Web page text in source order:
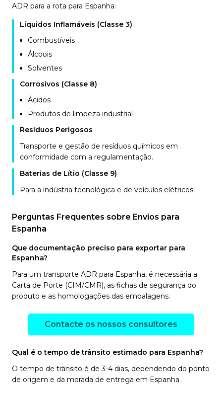
ADR para a rota para Espanha:
Líquidos Inflamáveis (Classe 3)
Combustíveis
Álcoois
Solventes
Corrosivos (Classe 8)
Ácidos
Produtos de limpeza industrial
Resíduos Perigosos
Transporte e gestão de resíduos químicos em
conformidade com a regulamentação.
Baterias de Lítio (Classe 9)
Para a indústria tecnológica e de veículos elétricos.
Perguntas Frequentes sobre Envios para
Espanha
Que documentação preciso para exportar para
Espanha?
Para um transporte ADR para Espanha, é necessária a
Carta de Porte (CIM/CMR), as fichas de segurança do
produto e as homologações das embalagens.
Contacte os nossos consultores
Qual é o tempo de trânsito estimado para Espanha?
O tempo de trânsito é de 3-4 dias, dependendo do ponto
de origem e da morada de entrega em Espanha.